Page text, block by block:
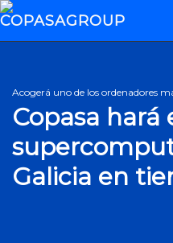
Acogerá uno de los ordenadores
Copasa hará
Galicia en